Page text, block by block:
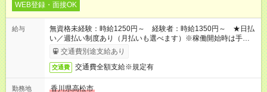
WEB登録・面接OK
給与
無資格未経験：時給1250円～ 経験者：時給1350円～ ★日払
い／週払い制度あり（月払いも選べます）※稼働開始時は手続き
完了次第のお支払いとなります。
交通費別途支給あり
交通費 交通費全額支給※規定有
勤務地
香川県高松市